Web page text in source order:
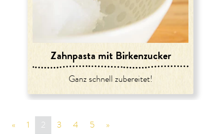
Zahnpasta mit Birkenzucker
Ganz schnell zubereitet!
« vorige Seite
1 2 3 4 5 »